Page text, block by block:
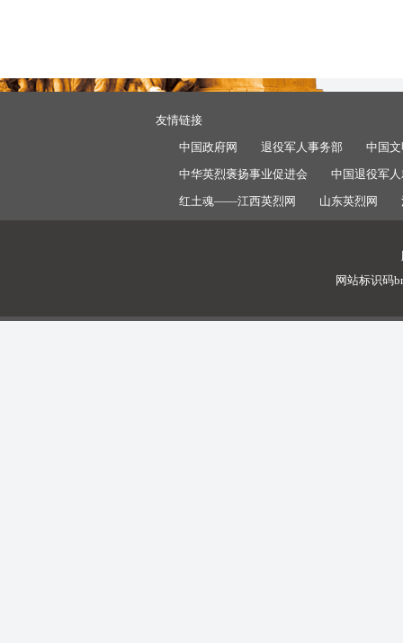
友情链接
中国政府网
退役军人事务部
中国
中华英烈褒扬事业促进会
中国退役军
红土魂——江西英烈网
山东英烈网
网站标识码